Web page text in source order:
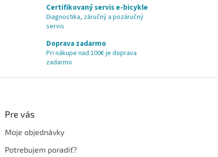
Certifikovaný servis e-bicykle
Diagnostika, záručný a pozáručný
servis
Doprava zadarmo
Pri nákupe nad 100€ je doprava
zadarmo
Pre vás
Moje objednávky
Potrebujem poradiť?